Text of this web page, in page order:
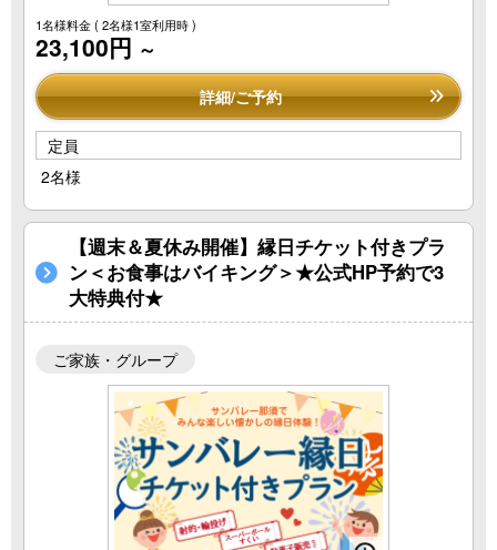
1名様料金( 2名様1室利用時 )
23,100円 ～
詳細/ご予約
定員
2名様
【週末＆夏休み開催】縁日チケット付きプラ
ン＜お食事はバイキング＞★公式HP予約で3
大特典付★
ご家族・グループ